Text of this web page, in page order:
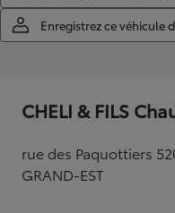
Enregistrez ce véhicule
CHELI & FILS
rue des Paquottiers
GRAND-EST